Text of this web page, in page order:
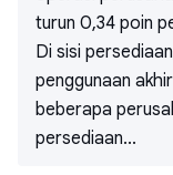
turun 0,34 poin
Di sisi
penggunaan
beberapa
persediaan...